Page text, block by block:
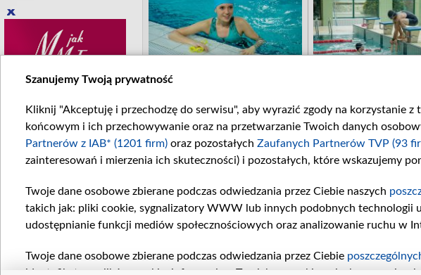
Szanujemy Twoją prywatność
Kliknij "Akceptuję i przechodzę do serwisu", aby wyrazić zgody na korzystanie
końcowym i ich przechowywanie oraz na przetwarzanie Twoich danych
Partnerów z IAB* (1201 firm) oraz pozostałych Zaufanych Partnerów TVP (93
zainteresowań i mierzenia ich skuteczności) i pozostałych, które wskazujemy
Twoje dane osobowe zbierane podczas odwiedzania przez Ciebie naszych
takich jak: pliki cookie, sygnalizatory WWW lub innych podobnych technologii
udostępnianie funkcji mediów społecznościowych oraz analizowanie ruchu w
Twoje dane osobowe zbierane podczas odwiedzania przez Ciebie